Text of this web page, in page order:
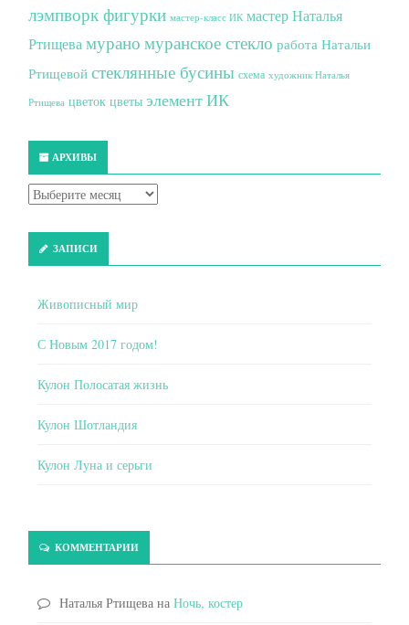
лэмпворк фигурки мастер-класс ИК мастер Наталья
Ртищевамурано муранское стекло работа Натальи
Ртищевой стеклянные бусины схема художник Наталья
Ртищева цветок цветы элемент ИК
АРХИВЫ
ЗАПИСИ
Живописный мир
С Новым 2017 годом!
Кулон Полосатая жизнь
Кулон Шотландия
Кулон Луна и серьги
КОММЕНТАРИИ
Наталья Ртищева на Ночь, костер